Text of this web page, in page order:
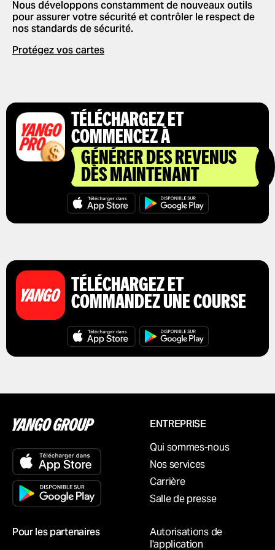
Nous développons constamment de nouveaux outils
pour assurer votre sécurité et contrôler le respect de
nos standards de sécurité.
Protégez vos cartes
TÉLÉCHARGEZ ET
COMMENCEZ À
GÉNÉRER DES REVENUS
DÈS MAINTENANT
TÉLÉCHARGEZ ET
COMMANDEZ UNE COURSE
ENTREPRISE
Qui sommes-nous
Nos services
Carrière
Salle de presse
Pour les partenaires
Autorisations de
l'application